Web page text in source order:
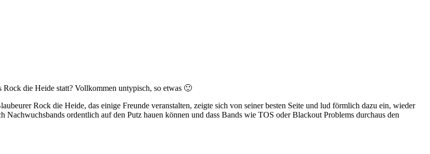
Rock die Heide statt? Vollkommen untypisch, so etwas 🙂
Rock die Heide, das einige Freunde veranstalten, zeigte sich von seiner besten Seite und lud förmlich dazu ein, wieder
Nachwuchsbands ordentlich auf den Putz hauen können und dass Bands wie TOS oder Blackout Problems durchaus den